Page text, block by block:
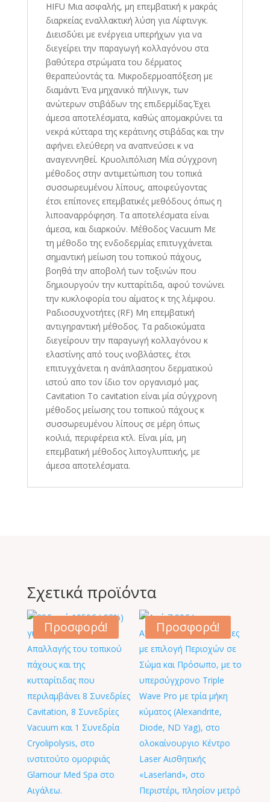
HIFU Μια ασφαλής, μη επεμβατική κ μακράς
διαρκείας εναλλακτική λύση για Λίφτινγκ.
Διεισδύει με ενέργεια υπερήχων για να
διεγείρει την παραγωγή κολλαγόνου στα
βαθύτερα στρώματα του δέρματος
θεραπεύοντάς τα. Μικροδερμοαπόξεση με
διαμάντι Ένα μηχανικό πήλινγκ, των
ανώτερων στιβάδων της επιδερμίδας.Έχει
άμεσα αποτελέσματα, καθώς απομακρύνει τα
νεκρά κύτταρα της κεράτινης στιβάδας και την
αφήνει ελεύθερη να αναπνεύσει κ να
αναγεννηθεί. Κρυολιπόλιση Μία σύγχρονη
μέθοδος στην αντιμετώπιση του τοπικά
συσσωρευμένου λίπους, αποφεύγοντας
έτσι επίπονες επεμβατικές μεθόδους όπως η
λιποαναρρόφηση. Τα αποτελέσματα είναι
άμεσα, και διαρκούν. Μέθοδος Vacuum Με
τη μέθοδο της ενδοδερμίας επιτυγχάνεται
σημαντική μείωση του τοπικού πάχους,
βοηθά την αποβολή των τοξινών που
δημιουργούν την κυτταρίτιδα, αφού τονώνει
την κυκλοφορία του αίματος κ της λέμφου.
Ραδιοσυχνοτήτες (RF) Μη επεμβατική
αντιγηραντική μέθοδος. Τα ραδιοκύματα
διεγείρουν την παραγωγή κολλαγόνου κ
ελαστίνης από τους ινοβλάστες, έτσι
επιτυγχάνεται η ανάπλασητου δερματικού
ιστού απο τον ίδιο τον οργανισμό μας.
Cavitation Το cavitation είναι μία σύγχρονη
μέθοδος μείωσης του τοπικού πάχους κ
συσσωρευμένου λίπους σε μέρη όπως
κοιλιά, περιφέρεια κτλ. Είναι μία, μη
επεμβατική μέθοδος λιπογλυπτικής, με
άμεσα αποτελέσματα.
Σχετικά προϊόντα
Προσφορά! Προσφορά!